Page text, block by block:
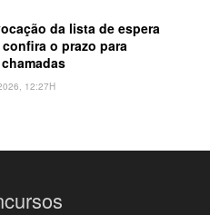
da lista de espera
o prazo para
12:27H